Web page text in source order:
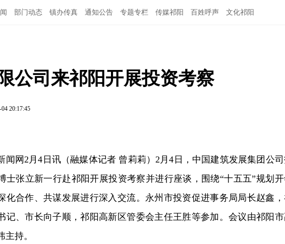
部门动态 镇办传真 通知公告 专题专栏 传媒祁阳 百姓呼声 文化祁阳
公司来祁阳开展投资考察
20:17:45
闻网2月4日讯（融媒体记者 曾莉莉）2月4日，中国建筑发展集团公
士张立新一行赴祁阳开展投资考察并进行座谈，围绕“十五五”规划
化合作、共谋发展进行深入交流。永州市投资促进事务局局长赵鑫
记、市长向子顺，祁阳高新区管委会主任王胜等参加。会议由祁阳
主持。